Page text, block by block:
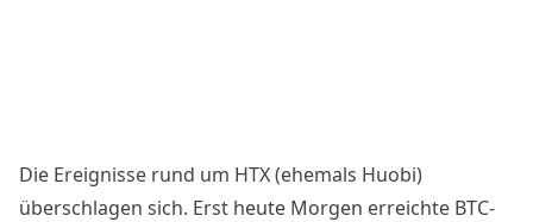
Die Ereignisse rund um HTX (ehemals Huobi)
überschlagen sich. Erst heute Morgen erreichte BTC-